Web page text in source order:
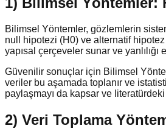
Bilimsel Yöntemler, gözlemlerin
null hipotezi (H0) ve alternatif
yapısal çerçeveler sunar ve
Güvenilir sonuçlar için Bilimsel
veriler bu aşamada toplanır ve
paylaşmayı da kapsar ve
2) Veri Toplama